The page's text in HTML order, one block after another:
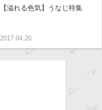
とめ
うなじ 髪
【溢れる色気】うなじ特集
2017.04.20